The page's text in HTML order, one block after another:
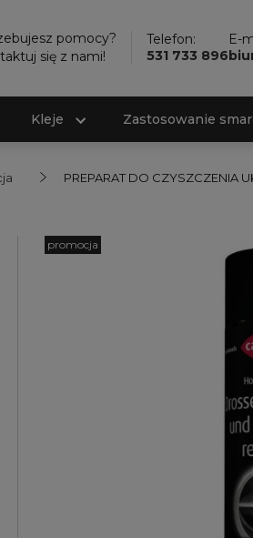
pomocy?
się z nami!
Telefon:
531 733 896
E-
Kleje Zastosowanie
PREPARAT DO CZYSZCZENIA
promocja